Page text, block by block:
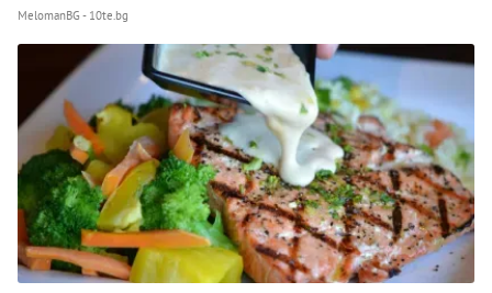
MelomanBG - 10te.bg